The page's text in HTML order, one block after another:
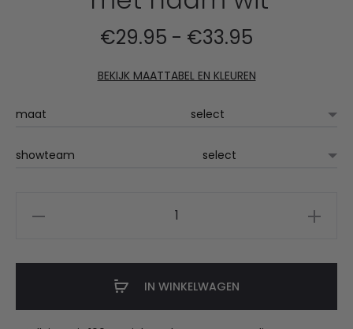
€29.95 - €33.95
€29.95
BEKIJK MAATTABEL EN KLEUREN
maat
showteam
IN WINKELWAGEN